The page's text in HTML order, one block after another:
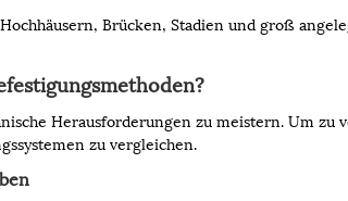
Brücken, Stadien und groß
Herausforderungen zu meistern. Um zu
zu vergleichen.